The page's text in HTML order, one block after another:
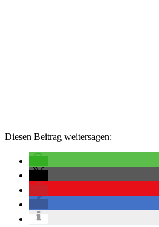
Diesen Beitrag weitersagen: